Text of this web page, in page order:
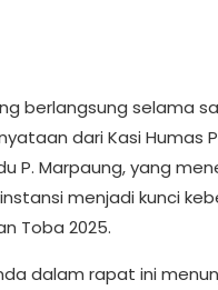
berlangsung selama
dari Kasi Humas
P. Marpaung, yang
menjadi kunci
Toba 2025.
dalam rapat ini